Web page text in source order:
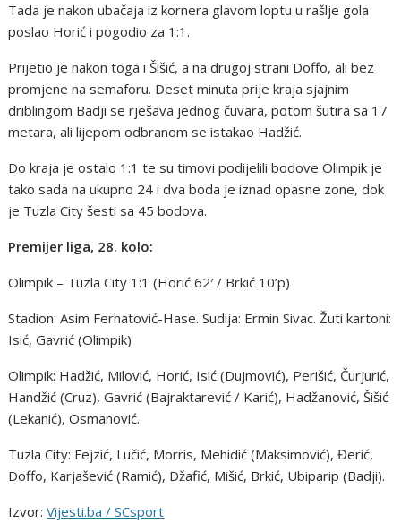
Tada je nakon ubačaja iz kornera glavom loptu u rašlje gola
poslao Horić i pogodio za 1:1.
Prijetio je nakon toga i Šišić, a na drugoj strani Doffo, ali bez
promjene na semaforu. Deset minuta prije kraja sjajnim
driblingom Badji se rješava jednog čuvara, potom šutira sa 17
metara, ali lijepom odbranom se istakao Hadžić.
Do kraja je ostalo 1:1 te su timovi podijelili bodove Olimpik je
tako sada na ukupno 24 i dva boda je iznad opasne zone, dok
je Tuzla City šesti sa 45 bodova.
Premijer liga, 28. kolo:
Olimpik – Tuzla City 1:1 (Horić 62′ / Brkić 10’p)
Stadion: Asim Ferhatović-Hase. Sudija: Ermin Sivac. Žuti kartoni:
Isić, Gavrić (Olimpik)
Olimpik: Hadžić, Milović, Horić, Isić (Dujmović), Perišić, Čurjurić,
Handžić (Cruz), Gavrić (Bajraktarević / Karić), Hadžanović, Šišić
(Lekanić), Osmanović.
Tuzla City: Fejzić, Lučić, Morris, Mehidić (Maksimović), Đerić,
Doffo, Karjašević (Ramić), Džafić, Mišić, Brkić, Ubiparip (Badji).
Izvor:Vijesti.ba / SCsport